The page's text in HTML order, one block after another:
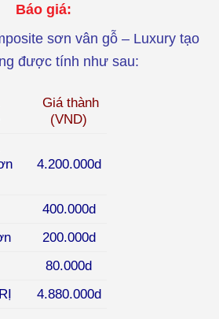
Báo giá:
sơn vân gỗ – Luxury tạo
được tính như sau:
Giá thành
(VND)
4.200.000d
400.000d
200.000d
80.000d
4.880.000d